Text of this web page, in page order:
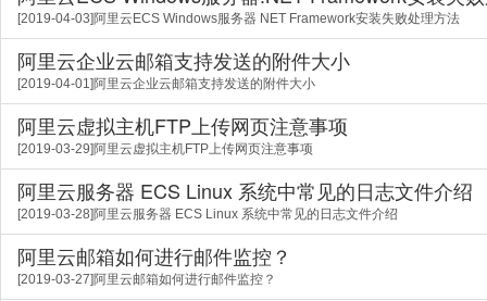
[2019-04-03]阿里云ECS Windows服务器 NET Framework安装失败处理方法
阿里云企业云邮箱支持发送的附件大小
[2019-04-01]阿里云企业云邮箱支持发送的附件大小
阿里云虚拟主机FTP上传网页注意事项
[2019-03-29]阿里云虚拟主机FTP上传网页注意事项
阿里云服务器 ECS Linux 系统中常见的日志文件介绍
[2019-03-28]阿里云服务器 ECS Linux 系统中常见的日志文件介绍
阿里云邮箱如何进行邮件监控？
[2019-03-27]阿里云邮箱如何进行邮件监控？